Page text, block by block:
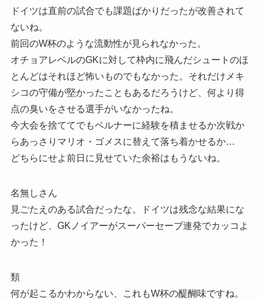
ドイツは直前の試合でも課題ばかりだったが改善されて
ないね。
前回のW杯のような流動性が見られなかった。
オチョアレベルのGKに対して枠内に飛んだシュートのほ
とんどはそれほど怖いものでもなかった。それだけメキ
シコの守備が堅かったこともあるだろうけど、何より得
点の臭いをさせる選手がいなかったね。
今大会を捨ててでもベルナーに経験を積ませるか次戦か
らあっさりマリオ・ゴメスに替えて落ち着かせるか…
どちらにせよ前日に見せていた余裕はもうないね。
名無しさん
見ごたえのある試合だったな。ドイツは残念な結果にな
ったけど、GKノイアーがスーパーセーブ連発でカッコよ
かった！
類
何が起こるかわからない、これもW杯の醍醐味ですね。